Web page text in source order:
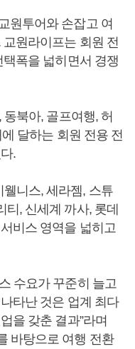
원투어와 손잡고 여
원라이프는 회원 전
폭을 넓히면서 경쟁
동북아, 골프여행, 허
달하는 회원 전용 전
.
니스, 세라젬, 스튜
티, 신세계 까사, 롯데
비스 영역을 넓히고
수요가 꾸준히 늘고
타난 것은 업계 최다
을 갖춘 결과”라며
바탕으로 여행 전환